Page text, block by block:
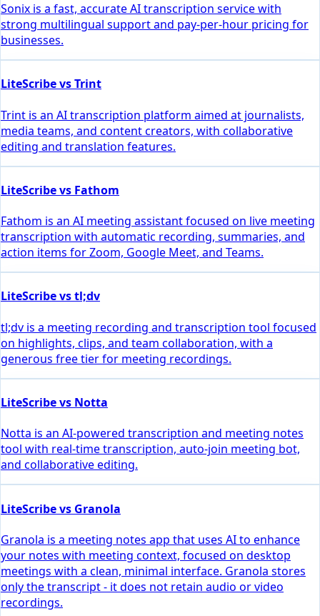
Sonix is a fast, accurate AI transcription service with
strong multilingual support and pay-per-hour pricing for
businesses.
LiteScribe vs Trint
Trint is an AI transcription platform aimed at journalists,
media teams, and content creators, with collaborative
editing and translation features.
LiteScribe vs Fathom
Fathom is an AI meeting assistant focused on live meeting
transcription with automatic recording, summaries, and
action items for Zoom, Google Meet, and Teams.
LiteScribe vs tl;dv
tl;dv is a meeting recording and transcription tool focused
on highlights, clips, and team collaboration, with a
generous free tier for meeting recordings.
LiteScribe vs Notta
Notta is an AI-powered transcription and meeting notes
tool with real-time transcription, auto-join meeting bot,
and collaborative editing.
LiteScribe vs Granola
Granola is a meeting notes app that uses AI to enhance
your notes with meeting context, focused on desktop
meetings with a clean, minimal interface. Granola stores
only the transcript - it does not retain audio or video
recordings.